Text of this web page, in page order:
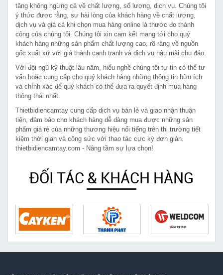
tăng không ngừng cả về chất lượng, số lượng, dịch vụ. Chúng tôi
ý thức được rằng, sự hài lòng của khách hàng về chất lượng,
dịch vụ và giá cả khi chọn mua hàng online là thước đo thành
công của chúng tôi. Chúng tôi xin cam kết mang tới cho quý
khách hàng những sản phẩm chất lượng cao, rõ ràng về nguồn
gốc xuất xứ với giá thành cạnh tranh và dịch vụ hậu mãi chu đáo.
Với đội ngũ kỹ thuật lâu năm, hiểu nghề chúng tôi tự tin có thể tư
vấn hoặc cung cấp cho quý khách hàng những thông tin hữu ích
và chính xác để quý khách có thể đưa ra quyết định mua hàng
thông thái nhất.
Thietbidiencamtay cung cấp dịch vụ bán lẻ và giao nhận thuận
tiện, đảm bảo cho khách hàng dễ dàng mua được những sản
phẩm giá rẻ của những thương hiệu nổi tiếng trên thị trường tiết
kiệm thời gian và công sức với thao tác cực kỳ đơn giản.
thietbidiencamtay.com - Nâng tầm sự lựa chọn!
ĐỐI TÁC & KHÁCH HÀNG